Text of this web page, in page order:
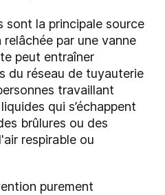
sont la principale source
par une vanne
peut entraîner
du réseau de tuyauterie
travaillant
qui s’échappent
brûlures ou des
respirable ou
purement